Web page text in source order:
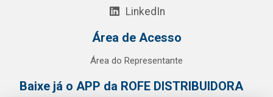
LinkedIn
Área de Acesso
Área do Representante
Baixe já o APP da ROFE DISTRIBUIDORA